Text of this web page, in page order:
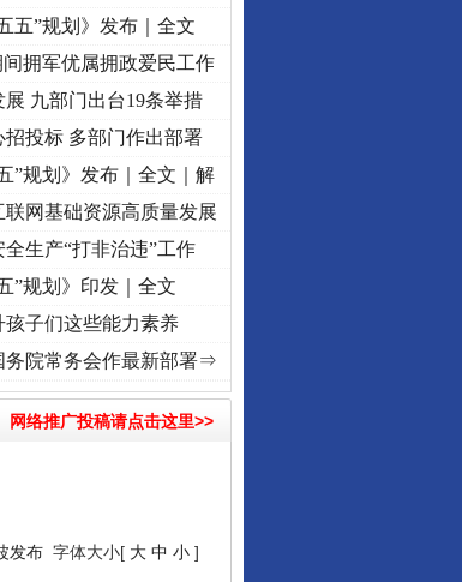
进复兴征程丨“转折之城”激荡..
五”规划》发布｜全文
拥军优属拥政爱民工作
九部门出台19条举措
投标 多部门作出部署
”规划》发布｜全文｜解
网基础资源高质量发展
生产“打非治违”工作
”规划》印发｜全文
子们这些能力素养
务院常务会作最新部署⇒
网络推广投稿请点击这里>>
发布 字体大小[ 大 中 小 ]